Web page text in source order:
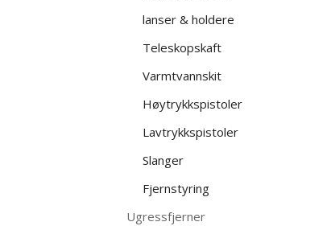
lanser & holdere
Teleskopskaft
Varmtvannskit
Høytrykkspistoler
Lavtrykkspistoler
Slanger
Fjernstyring
Ugressfjerner